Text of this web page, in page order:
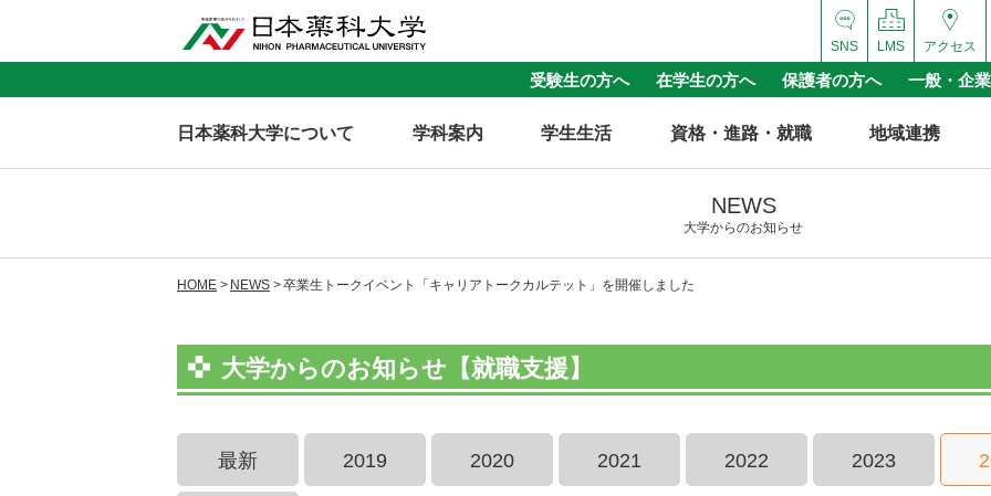
アクセス
LMS
SNS
受験生の方へ 在学生の方へ 保護者の方へ 一般・企
日本薬科大学について 学科案内 学生生活 資格・進路・就職 地域連携
NEWS
大学からのお知らせ
HOME NEWS 卒業生トークイベント「キャリアトークカルテット」を開催しました
大学からのお知らせ【就職支援】
最新 2019 2020 2021 2022 2023